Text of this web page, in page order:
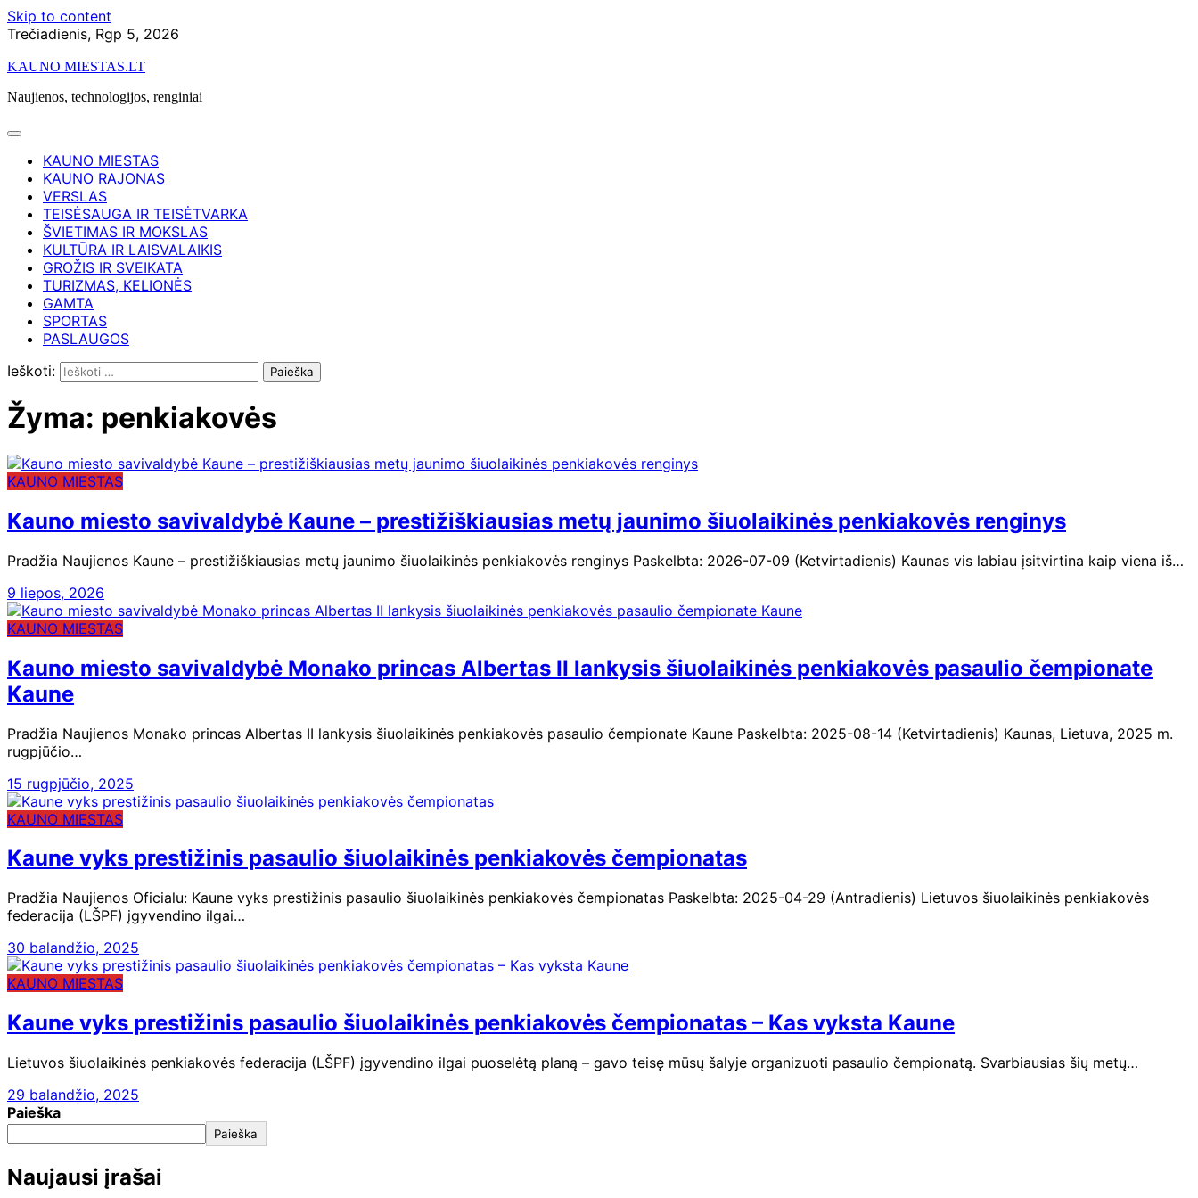
Skip to content
Trečiadienis, Rgp 5, 2026
KAUNO MIESTAS.LT
Naujienos, technologijos, renginiai
KAUNO MIESTAS
KAUNO RAJONAS
VERSLAS
TEISĖSAUGA IR TEISĖTVARKA
ŠVIETIMAS IR MOKSLAS
KULTŪRA IR LAISVALAIKIS
GROŽIS IR SVEIKATA
TURIZMAS, KELIONĖS
GAMTA
SPORTAS
PASLAUGOS
Ieškoti:
Žyma: penkiakovės
KAUNO MIESTAS
Kauno miesto savivaldybė Kaune – prestižiškiausias metų jaunimo šiuolaikinės penkiakovės renginys
Pradžia Naujienos Kaune – prestižiškiausias metų jaunimo šiuolaikinės penkiakovės renginys Paskelbta: 2026-07-09 (Ketvirtadienis) Kaunas vis labiau įsitvirtina kaip viena iš…
9 liepos, 2026
KAUNO MIESTAS
Kauno miesto savivaldybė Monako princas Albertas II lankysis šiuolaikinės penkiakovės pasaulio čempionate
Kaune
Pradžia Naujienos Monako princas Albertas II lankysis šiuolaikinės penkiakovės pasaulio čempionate Kaune Paskelbta: 2025-08-14 (Ketvirtadienis) Kaunas, Lietuva, 2025 m.
rugpjūčio…
15 rugpjūčio, 2025
KAUNO MIESTAS
Kaune vyks prestižinis pasaulio šiuolaikinės penkiakovės čempionatas
Pradžia Naujienos Oficialu: Kaune vyks prestižinis pasaulio šiuolaikinės penkiakovės čempionatas Paskelbta: 2025-04-29 (Antradienis) Lietuvos šiuolaikinės penkiakovės
federacija (LŠPF) įgyvendino ilgai…
30 balandžio, 2025
KAUNO MIESTAS
Kaune vyks prestižinis pasaulio šiuolaikinės penkiakovės čempionatas – Kas vyksta Kaune
Lietuvos šiuolaikinės penkiakovės federacija (LŠPF) įgyvendino ilgai puoselėtą planą – gavo teisę mūsų šalyje organizuoti pasaulio čempionatą. Svarbiausias šių metų…
29 balandžio, 2025
Paieška
Paieška
Naujausi įrašai